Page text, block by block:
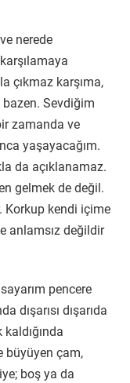
nerede
çıkmaz karşıma,
Sevdiğim
zamanda ve
yaşayacağım.
da açıklanamaz.
gelmek de değil.
Korkup kendi içime
anlamsız değildir
pencere
dışarısı dışarıda
büyüyen çam,
boş ya da